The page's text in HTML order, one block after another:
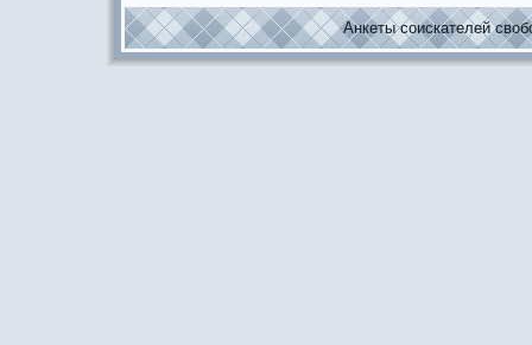
Анкеты соискaтелей